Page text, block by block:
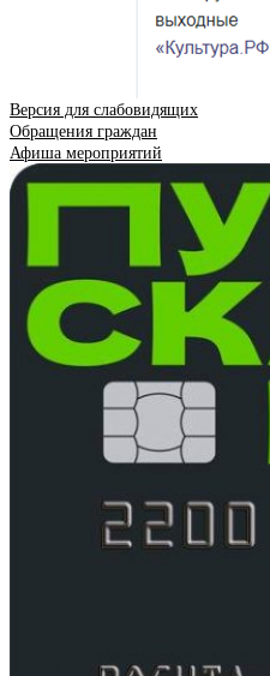
Версия для слабовидящих
Обращения граждан
Афиша мероприятий